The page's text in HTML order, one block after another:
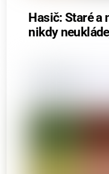
Hasič: Staré a
nikdy